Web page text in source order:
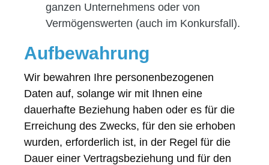
ganzen Unternehmens oder von
Vermögenswerten (auch im Konkursfall).
Aufbewahrung
Wir bewahren Ihre personenbezogenen
Daten auf, solange wir mit Ihnen eine
dauerhafte Beziehung haben oder es für die
Erreichung des Zwecks, für den sie erhoben
wurden, erforderlich ist, in der Regel für die
Dauer einer Vertragsbeziehung und für den